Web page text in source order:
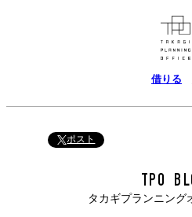
借りる
ポスト
TPO
タカギプランニング